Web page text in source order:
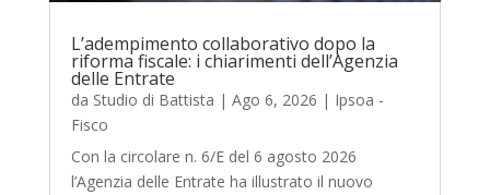
L’adempimento collaborativo dopo la
riforma fiscale: i chiarimenti dell’Agenzia
delle Entrate
da Studio di Battista | Ago 6, 2026 | Ipsoa -
Fisco
Con la circolare n. 6/E del 6 agosto 2026
l’Agenzia delle Entrate ha illustrato il nuovo